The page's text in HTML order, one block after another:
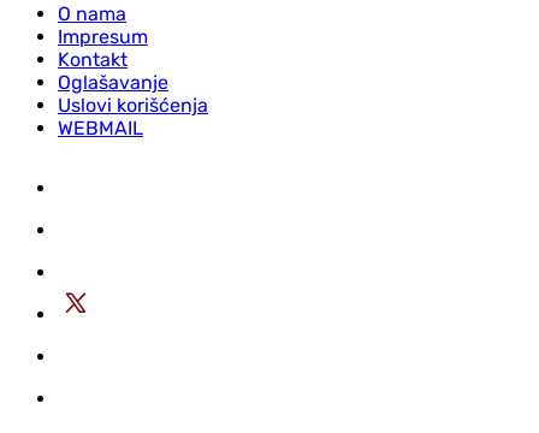
O nama
Impresum
Kontakt
Oglašavanje
Uslovi korišćenja
WEBMAIL